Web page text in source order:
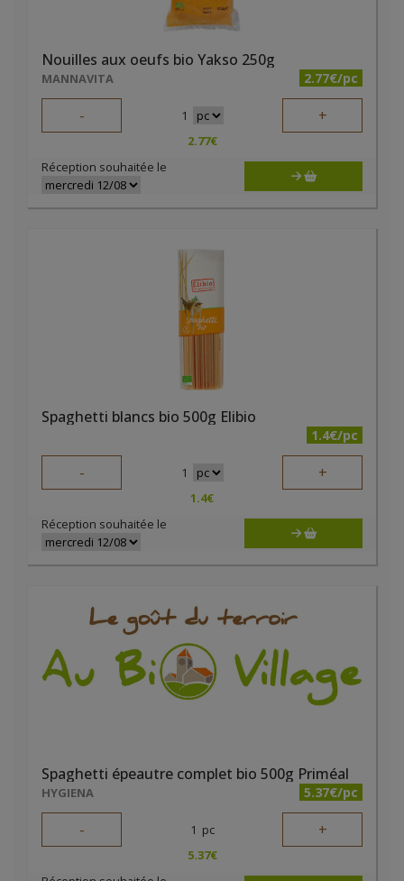
Nouilles aux oeufs bio Yakso 250g
MANNAVITA 2.77€/pc
- 1 +
2.77€
Réception souhaitée le
Spaghetti blancs bio 500g Elibio
1.4€/pc
- 1 +
1.4€
Réception souhaitée le
Spaghetti épeautre complet bio 500g Priméal
HYGIENA 5.37€/pc
- 1 pc +
5.37€